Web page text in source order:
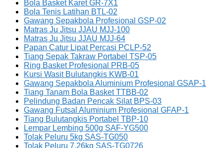
Bola Basket Karet GR-7X1
Bola Tenis Latihan BTL-02
Gawang Sepakbola Profesional GSP-02
Matras Ju Jitsu JJAU MJJ-100
Matras Ju Jitsu JJAU MJJ-64
Papan Catur Lipat Percasi PCLP-52
Tiang Sepak Takraw Portabel TSP-05
Ring Basket Profesional PRB-05
Kursi Wasit Bulutangkis KWB-01
Gawang Sepakbola Aluminium Profesional GSAP-1
Tiang Tanam Bola Basket TTBB-02
Pelindung Badan Pencak Silat BPS-03
Gawang Futsal Aluminium Profesional GFAP-1
Tiang Bulutangkis Portabel TBP-10
Lempar Lembing 500g SAF-YG500
Tolak Peluru 5kg SAS-TG050
Tolak Peluru 7.26kg SAS-TG0726